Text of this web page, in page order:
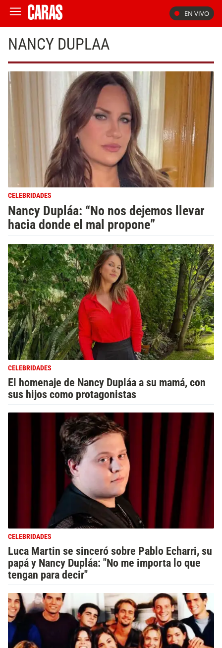
EN VIVO
NANCY DUPLAA
CELEBRIDADES
Nancy Dupláa: “No nos dejemos llevar
hacia donde el mal propone”
CELEBRIDADES
El homenaje de Nancy Dupláa a su mamá, con
sus hijos como protagonistas
CELEBRIDADES
Luca Martin se sinceró sobre Pablo Echarri, su
papá y Nancy Dupláa: "No me importa lo que
tengan para decir"